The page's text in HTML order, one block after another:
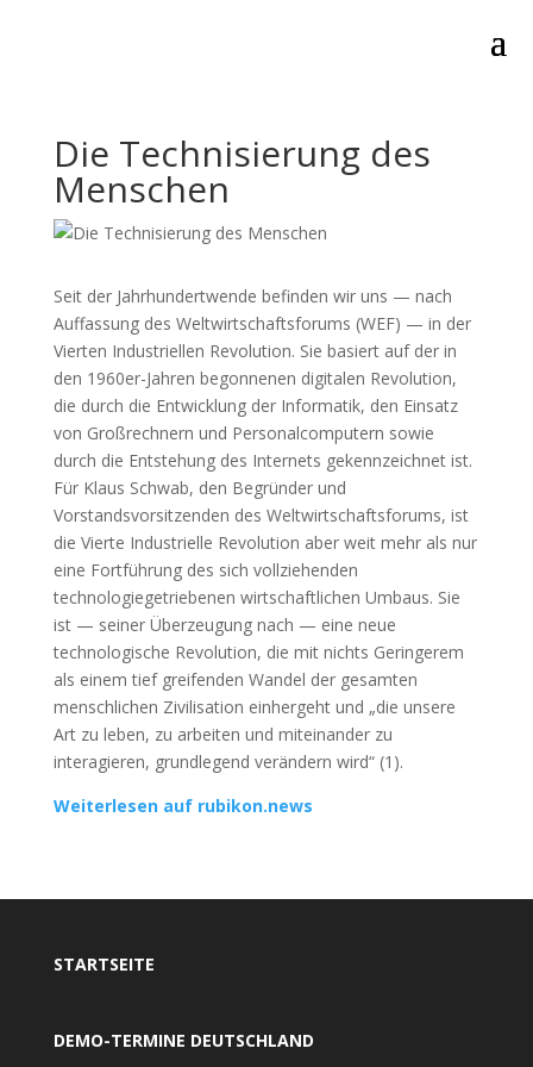
Die Technisierung des
Menschen
Seit der Jahrhundertwende befinden wir uns — nach
Auffassung des Weltwirtschaftsforums (WEF) — in der
Vierten Industriellen Revolution. Sie basiert auf der in
den 1960er-Jahren begonnenen digitalen Revolution,
die durch die Entwicklung der Informatik, den Einsatz
von Großrechnern und Personalcomputern sowie
durch die Entstehung des Internets gekennzeichnet ist.
Für Klaus Schwab, den Begründer und
Vorstandsvorsitzenden des Weltwirtschaftsforums, ist
die Vierte Industrielle Revolution aber weit mehr als nur
eine Fortführung des sich vollziehenden
technologiegetriebenen wirtschaftlichen Umbaus. Sie
ist — seiner Überzeugung nach — eine neue
technologische Revolution, die mit nichts Geringerem
als einem tief greifenden Wandel der gesamten
menschlichen Zivilisation einhergeht und „die unsere
Art zu leben, zu arbeiten und miteinander zu
interagieren, grundlegend verändern wird“ (1).
Weiterlesen auf rubikon.news
STARTSEITE
DEMO-TERMINE DEUTSCHLAND